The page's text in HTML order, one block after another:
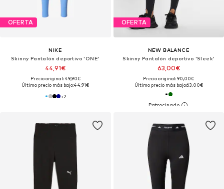
OFERTA
NIKE
Skinny Pantalón deportivo 'ONE'
44,91€
Precio original: 49,90€
Último precio más bajo:44,91€
+2
OFERTA
NEW BALANCE
Skinny Pantalón deportivo 'Sleek'
63,00€
Precio original: 90,00€
Último precio más bajo:63,00€